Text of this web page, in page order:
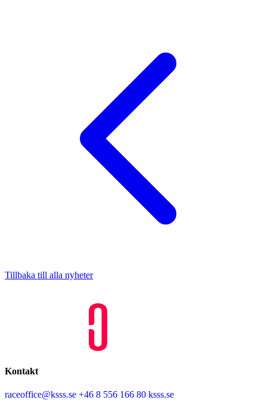
Tillbaka till alla nyheter
Kontakt
raceoffice@ksss.se +46 8 556 166 80 ksss.se